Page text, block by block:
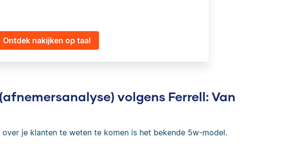
Ontdek nakijken op taal
volgens Ferrell: Van
je klanten te weten te komen is het bekende 5w-model.